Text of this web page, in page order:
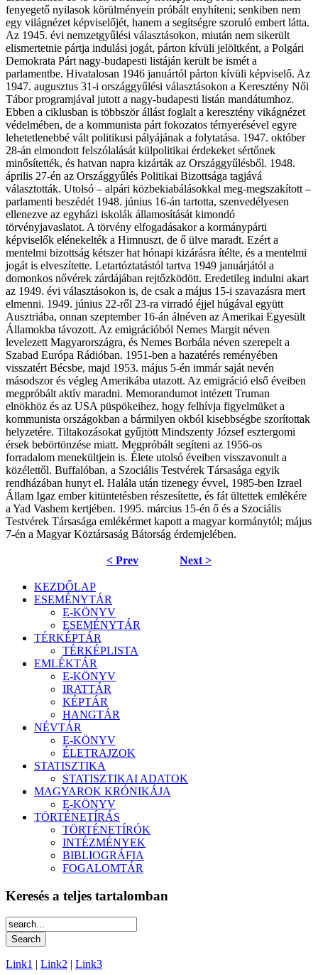
fenyegető nyilasok körülményein próbált enyhíteni; senkiben nem
egy világnézet képviselőjét, hanem a segítségre szoruló embert látta.
Az 1945. évi nemzetgyűlési választásokon, miután nem sikerült
elismertetnie pártja indulási jogát, párton kívüli jelöltként, a Polgári
Demokrata Párt nagy-budapesti listáján került be ismét a
parlamentbe. Hivatalosan 1946 januártól párton kívüli képviselő. Az
1947. augusztus 31-i országgyűlési választásokon a Keresztény Női
Tábor programjával jutott a nagy-budapesti listán mandátumhoz.
Ebben a ciklusban is többször állást foglalt a keresztény vikágnézet
védelmében, de a kommunista párt fokozatos térnyerésével egyre
lehetetlenebbé vált politikusi pályájának a folytatása. 1947. október
28-án elmondott felszólalását külpolitikai érdekeket sértőnek
minősítették, és hatvan napra kizárták az Országgyűlésből. 1948.
április 27-én az Országgyűlés Politikai Bizottsága tagjává
választották. Utolsó – alpári közbekiabálásokkal meg-megszakított –
parlamenti beszédét 1948. június 16-án tartotta, szenvedélyesen
ellenezve az egyházi iskolák államosítását kimondó
törvényjavaslatot. A törvény elfogadásakor a kormánypárti
képviselők elénekelték a Himnuszt, de ő ülve maradt. Ezért a
mentelmi bizottság kétszer hat hónapi kizárásra ítélte, és a mentelmi
jogát is elveszítette. Letartóztatástól tartva 1949 januárjától a
domonkos nővérek zárdájában rejtőzködött. Eredetileg indulni akart
az 1949. évi választásokon is, de csak a május 15-i szavazásra mert
elmenni. 1949. június 22-ről 23-ra virradó éjjel húgával együtt
Ausztriába, onnan szeptember 16-án álnéven az Amerikai Egyesült
Államokba távozott. Az emigrációból Nemes Margit néven
levelezett Magyarországra, és Nemes Borbála néven szerepelt a
Szabad Európa Rádióban. 1951-ben a hazatérés reményében
visszatért Bécsbe, majd 1953. május 5-én immár saját nevén
másodszor és végleg Amerikába utazott. Az emigráció első éveiben
megpróbált aktív maradni. Memorandumot intézett Truman
elnökhöz és az USA püspökeihez, hogy felhívja figyelmüket a
kommunista országokban a bármilyen okból kisebbségbe szorítottak
helyzetére. Tiltakozásokat gyűjtött Mindszenty József esztergomi
érsek bebörtönzése miatt. Megpróbált segíteni az 1956-os
forradalom menekültjein is. Élete utolsó éveiben visszavonult a
közélettől. Buffalóban, a Szociális Testvérek Társasága egyik
rendházában hunyt el. Halála után tizenegy évvel, 1985-ben Izrael
Állam Igaz ember kitüntetésben részesítette, és fát ültettek emlékére
a Yad Vashem kertjében. 1995. március 15-én ő és a Szociális
Testvérek Társasága emlékérmet kapott a magyar kormánytól; május
7-én a Magyar Köztársaság Bátorság érdemjelében.
< Prev Next >
KEZDŐLAP
ESEMÉNYTÁR
E-KÖNYV
ESEMÉNYTÁR
TÉRKÉPTÁR
TÉRKÉPLISTA
EMLÉKTÁR
E-KÖNYV
IRATTÁR
KÉPTÁR
HANGTÁR
NÉVTÁR
E-KÖNYV
ÉLETRAJZOK
STATISZTIKA
STATISZTIKAI ADATOK
MAGYAROK KRÓNIKÁJA
E-KÖNYV
TÖRTÉNETÍRÁS
TÖRTÉNETÍRÓK
INTÉZMÉNYEK
BIBLIOGRÁFIA
FOGALOMTÁR
Keresés a teljes tartalomban
Link1 | Link2 | Link3